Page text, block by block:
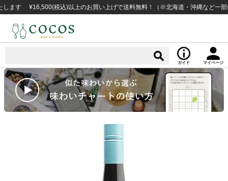
¥16,500(税込)以上のお買い上げで送料無料！（※北海道・沖縄など一部例外地
ガイド マイページ